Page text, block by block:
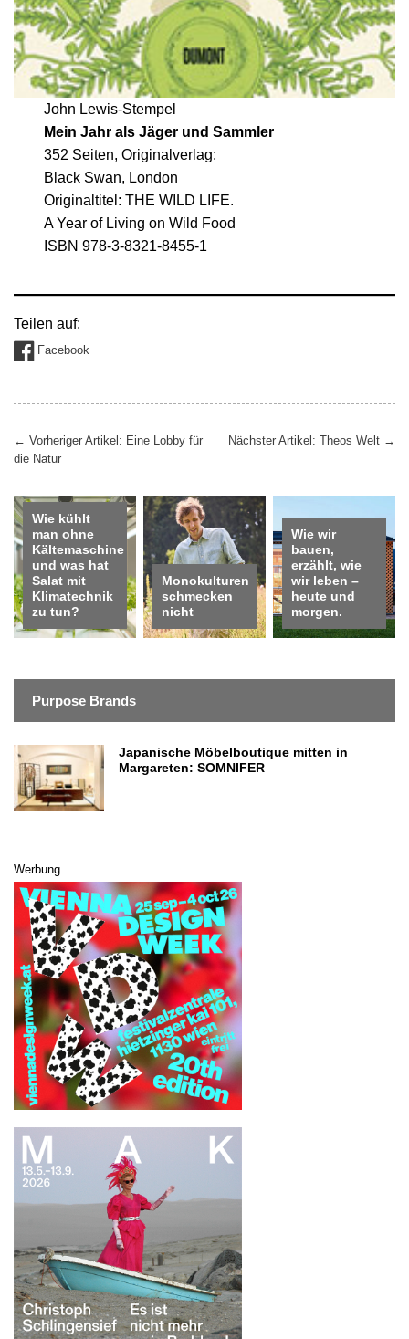
John Lewis-Stempel
Mein Jahr als Jäger und Sammler
352 Seiten, Originalverlag:
Black Swan, London
Originaltitel: THE WILD LIFE.
A Year of Living on Wild Food
ISBN 978-3-8321-8455-1
Teilen auf:
Facebook
← Vorheriger Artikel: Eine Lobby für
die Natur
Nächster Artikel: Theos Welt →
Wie kühlt
man ohne
Kältemaschine
und was hat
Salat mit
Klimatechnik
zu tun?
Monokulturen
schmecken
nicht
Wie wir
bauen,
erzählt, wie
wir leben –
heute und
morgen.
Purpose Brands
Japanische Möbelboutique mitten in
Margareten: SOMNIFER
Werbung